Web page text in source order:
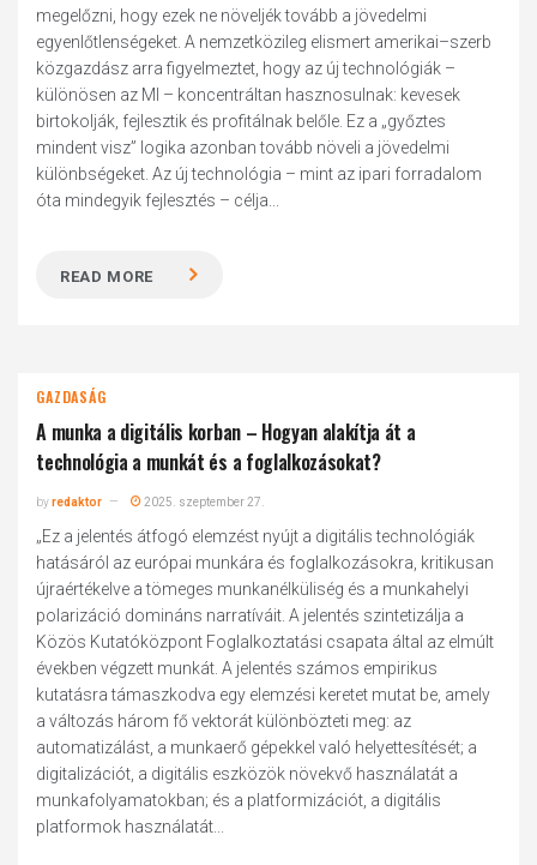
megelőzni, hogy ezek ne növeljék tovább a jövedelmi
egyenlőtlenségeket. A nemzetközileg elismert amerikai–szerb
közgazdász arra figyelmeztet, hogy az új technológiák –
különösen az MI – koncentráltan hasznosulnak: kevesek
birtokolják, fejlesztik és profitálnak belőle. Ez a „győztes
mindent visz” logika azonban tovább növeli a jövedelmi
különbségeket. Az új technológia – mint az ipari forradalom
óta mindegyik fejlesztés – célja...
READ MORE
GAZDASÁG
A munka a digitális korban – Hogyan alakítja át a
technológia a munkát és a foglalkozásokat?
byredaktor 2025. szeptember 27.
„Ez a jelentés átfogó elemzést nyújt a digitális technológiák
hatásáról az európai munkára és foglalkozásokra, kritikusan
újraértékelve a tömeges munkanélküliség és a munkahelyi
polarizáció domináns narratíváit. A jelentés szintetizálja a
Közös Kutatóközpont Foglalkoztatási csapata által az elmúlt
években végzett munkát. A jelentés számos empirikus
kutatásra támaszkodva egy elemzési keretet mutat be, amely
a változás három fő vektorát különbözteti meg: az
automatizálást, a munkaerő gépekkel való helyettesítését; a
digitalizációt, a digitális eszközök növekvő használatát a
munkafolyamatokban; és a platformizációt, a digitális
platformok használatát...